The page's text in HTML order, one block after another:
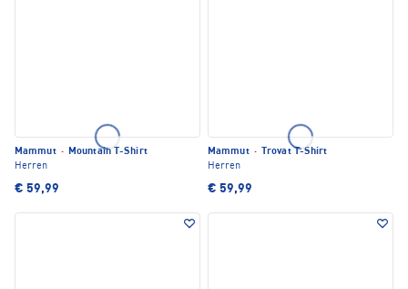
Mammut · Mountain T-Shirt
Herren
€ 59,99
Mammut ·
Trovat T-Shirt
Herren
€ 59,99